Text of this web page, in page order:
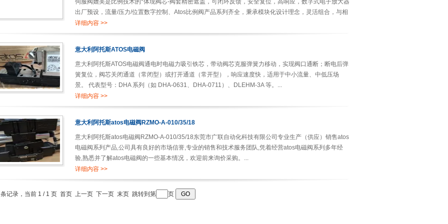
伺服阀媲美是比例技术的*体现阀芯-阀套精密遮盖，可闭环反馈，安全复位，高响应，数字式电子放大器
出厂预设，流量/压力/位置数字控制、Atos比例阀产品系列齐全，秉承模块化设计理念，灵活组合，与相
应的电子放大器和轴控制器匹配实现对流量, 压力，方向的控制。...
详细内容 >>
意大利阿托斯ATOS电磁阀
意大利阿托斯ATOS电磁阀通电时电磁力吸引铁芯，带动阀芯克服弹簧力移动，实现阀口通断；断电后弹
簧复位，阀芯关闭通道（常闭型）或打开通道（常开型），响应速度快，适用于中小流量、中低压场
景。 代表型号：DHA 系列（如 DHA-0631、DHA-0711）、DLEHM-3A 等。...
详细内容 >>
意大利阿托斯atos电磁阀RZMO-A-010/35/18
意大利阿托斯atos电磁阀RZMO-A-010/35/18东莞市广联自动化科技有限公司专业生产（供应）销售atos
电磁阀系列产品,公司具有良好的市场信誉,专业的销售和技术服务团队,凭着经营atos电磁阀系列多年经
验,熟悉并了解atos电磁阀的一些基本情况，欢迎前来询价采购。...
详细内容 >>
记录，当前 1 / 1 页 首页 上一页 下一页 末页 跳转到第 页